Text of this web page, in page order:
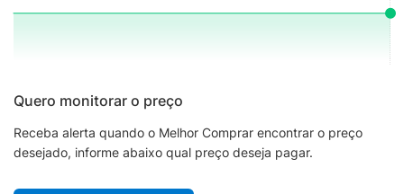
Quero monitorar o preço
Receba alerta quando o Melhor Comprar encontrar o preço
desejado, informe abaixo qual preço deseja pagar.